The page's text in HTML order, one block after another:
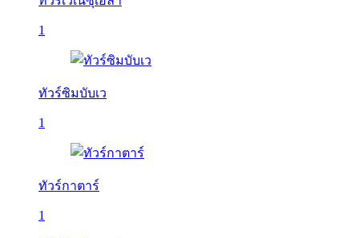
1
ทัวร์ซิมบับเว
1
ทัวร์กาตาร์
1